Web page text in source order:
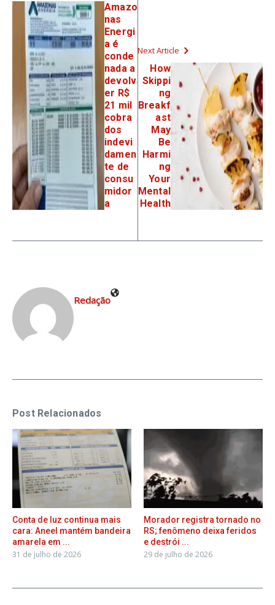
Amazo
nas
Energi
a é
conde
nada a
devolv
er R$
21 mil
cobra
dos
indevi
damen
te de
consu
midor
a
Next Article
How
Skippi
ng
Breakf
ast
May
Be
Harmi
ng
Your
Mental
Health
Redação
Post Relacionados
Conta de luz continua mais
cara: Aneel mantém bandeira
amarela em ...
31 de julho de 2026
Morador registra tornado no
RS; fenômeno deixa feridos
e destrói ...
29 de julho de 2026